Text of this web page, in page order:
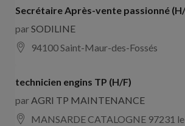
Secrétaire Après-vente passionné
parSODILINE
94100 Saint-Maur-des-Fossés
technicien engins TP (H/F)
parAGRI TP MAINTENANCE
MANSARDE CATALOGNE 97231